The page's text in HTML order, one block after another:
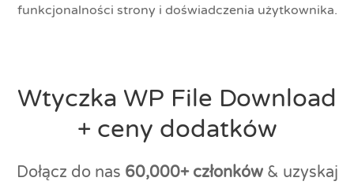
funkcjonalności strony i doświadczenia użytkownika.
Wtyczka WP File Download
+ ceny dodatków
Dołącz do nas 60,000+ członków& uzyskaj